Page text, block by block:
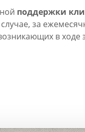
поддержки
случае, за
в ходе